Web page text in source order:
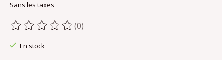
Sans les taxes
Ce produit est évalué à
(0)
En stock